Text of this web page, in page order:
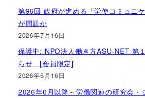
第96回 政府が進める「労使コミュニ
が問題か
2026年7月16日
保護中: NPO法人働き方ASU-NET 第
らせ [会員限定]
2026年6月16日
2026年6月以降～労働関連の研究会・